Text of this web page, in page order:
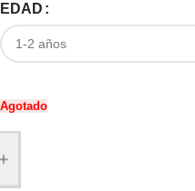
EDAD
Agotado